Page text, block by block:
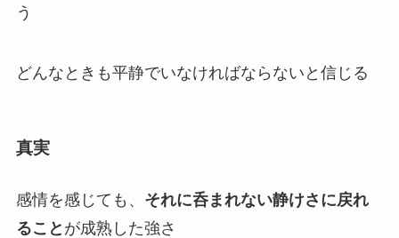
う
どんなときも平静でいなければならないと信じる
真実
感情を感じても、 それに呑まれない静けさに戻れ
ること が成熟した強さ